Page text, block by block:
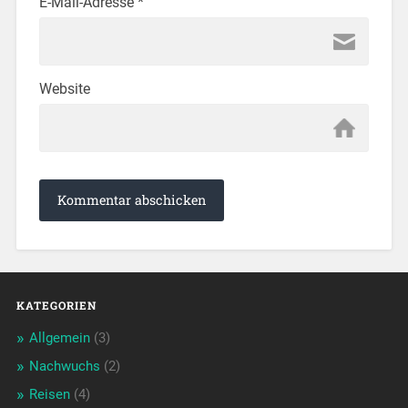
Website
KATEGORIEN
Allgemein(3)
Nachwuchs (2)
Reisen(4)